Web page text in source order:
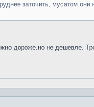
заточить, мусатом
дороже.но не дешевле.